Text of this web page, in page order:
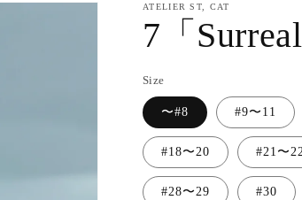
ATELIER ST, CAT
7「
Size
〜#8 #9〜11
#18〜20 #21〜22
#28〜29 #30